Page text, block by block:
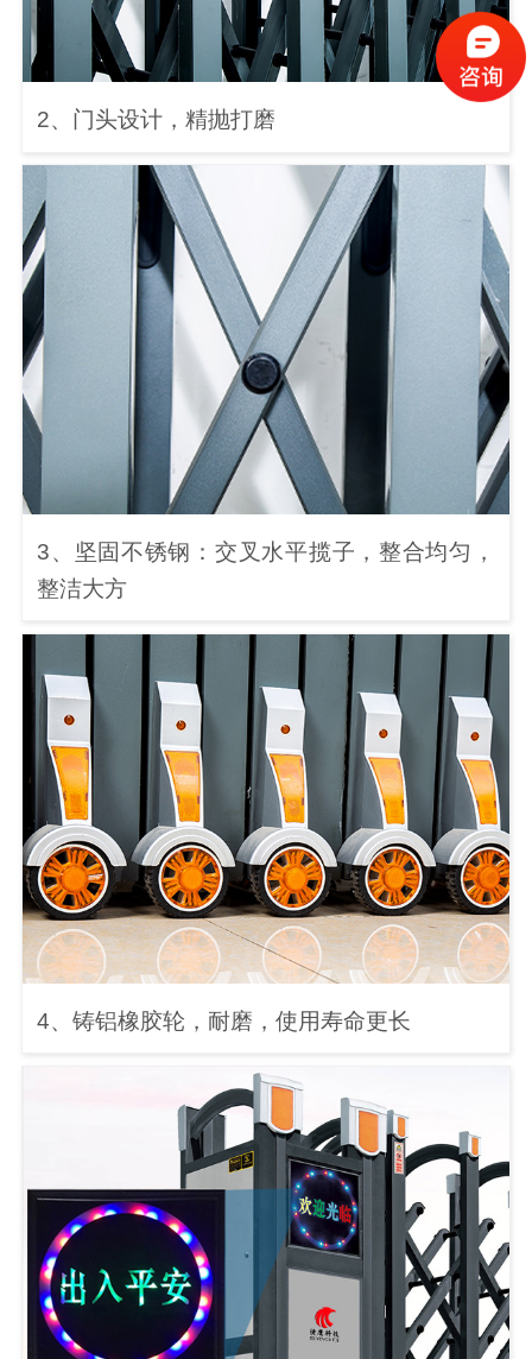
2、门头设计，精抛打磨
3、坚固不锈钢：交叉水平揽子，整合均匀，
整洁大方
4、铸铝橡胶轮，耐磨，使用寿命更长